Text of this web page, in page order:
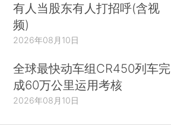
有人当股东有人打招呼(含视
频)
2026年08月10日
全球最快动车组CR450列车完
成60万公里运用考核
2026年08月10日